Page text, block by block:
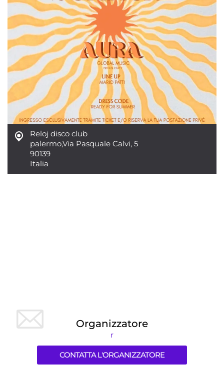
Reloj disco club
palermo,Via Pasquale Calvi, 5
90139
Italia
Organizzatore
r
CONTATTA L'ORGANIZZATORE